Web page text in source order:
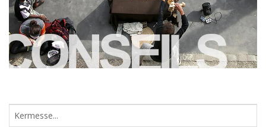
Kermesse...